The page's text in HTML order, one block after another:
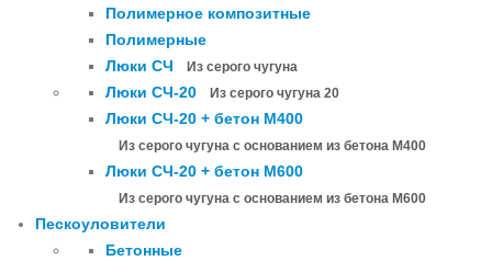
Полимерное композитные
Полимерные
Люки СЧ
Из серого чугуна
Люки СЧ-20 Из серого чугуна 20
Люки СЧ-20 + бетон М400
Из серого чугуна с основанием из бетона М400
Люки СЧ-20 + бетон М600
Из серого чугуна с основанием из бетона М600
Пескоуловители
Бетонные